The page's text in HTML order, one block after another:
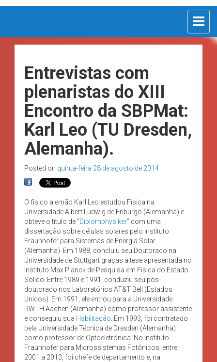
Toggle
Entrevistas com
plenaristas do XIII
Encontro da SBPMat:
Karl Leo (TU Dresden,
Alemanha).
Posted on quinta-feira 28 de agosto de 2014
O físico alemão Karl Leo estudou Física na
Universidade Albert Ludwig de Friburgo (Alemanha) e
obteve o título de “Diplomphysiker” com uma
dissertação sobre células solares pelo Instituto
Fraunhofer para Sistemas de Energia Solar
(Alemanha). Em 1988, concluiu seu Doutorado na
Universidade de Stuttgart graças à tese apresentada no
Instituto Max Planck de Pesquisa em Física do Estado
Sólido. Entre 1989 e 1991, conduziu seu pós-
doutorado nos Laboratórios AT&T Bell (Estados
Unidos). Em 1991, ele entrou para a Universidade
RWTH Aachen (Alemanha) como professor assistente
e conseguiu sua Habilitação . Em 1993, foi contratado
pela Universidade Técnica de Dresden (Alemanha)
como professor de Optoeletrônica. No Instituto
Fraunhofer para Microssistemas Fotônicos, entre
2001 a 2013, foi chefe de departamento e, na